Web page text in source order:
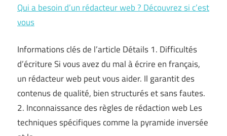
Qui a besoin d’un rédacteur web ? Découvrez si c’est
vous
Informations clés de l’article Détails 1. Difficultés
d’écriture Si vous avez du mal à écrire en français,
un rédacteur web peut vous aider. Il garantit des
contenus de qualité, bien structurés et sans fautes.
2. Inconnaissance des règles de rédaction web Les
techniques spécifiques comme la pyramide inversée